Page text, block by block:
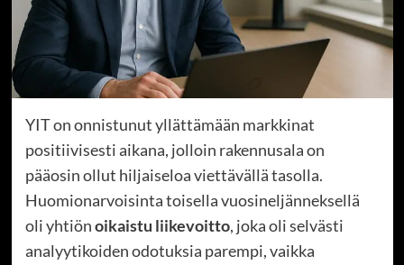
YIT on onnistunut yllättämään markkinat
positiivisesti aikana, jolloin rakennusala on
pääosin ollut hiljaiseloa viettävällä tasolla.
Huomionarvoisinta toisella vuosineljänneksellä
oli yhtiönoikaistu liikevoitto, joka oli selvästi
analyytikoiden odotuksia parempi, vaikka